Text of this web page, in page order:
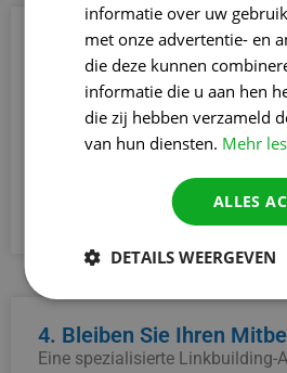
3. Stärkerer Online-Ruf
Eine professionelle
Bureau aus Dendermonde
zu einem stärkeren Online-
die auf Sie verweisen, erhöhen
Ruf in Ihrem Sektor.
4. Bleiben Sie Ihren
Eine spezialisierte Linkbuilding-
informatie over uw
met onze advertentie- en
die deze kunnen
informatie die u aan hen
die zij hebben verzameld
van hun diensten. Mehr
ALLES
DETAILS WEERGEVEN